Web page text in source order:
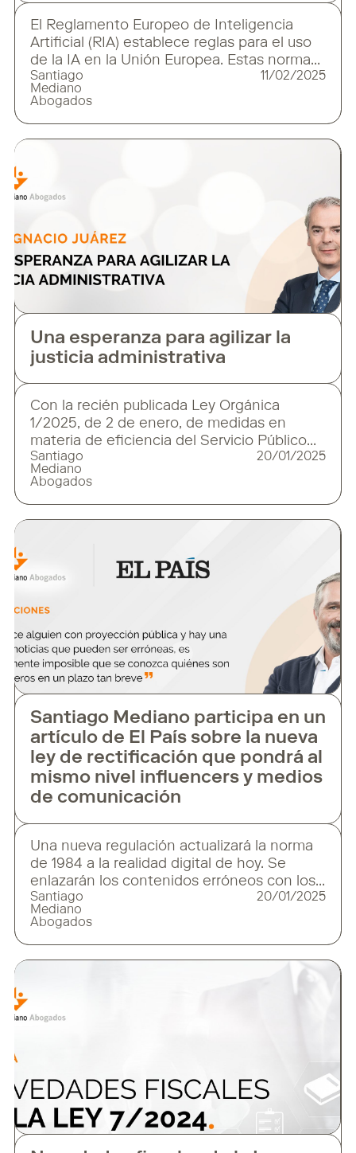
El Reglamento Europeo de Inteligencia
Artificial (RIA) establece reglas para el uso
de la IA en la Unión Europea. Estas normas
se aplicarán de manera progresiva hasta
2026, pero algunas han entrado en vigor
Santiago
Mediano
Abogados
11/02/2025
Una esperanza para agilizar la
justicia administrativa
Con la recién publicada Ley Orgánica
1/2025, de 2 de enero, de medidas en
materia de eficiencia del Servicio Público
de Justicia, el año se estrena con
importantes novedades para quienes
introducido en 1998, ha terminado por
convertirse
Santiago
Mediano
Abogados
20/01/2025
Santiago Mediano participa en un
artículo de El País sobre la nueva
ley de rectificación que pondrá al
mismo nivel influencers y medios
de comunicación
Una nueva regulación actualizará la norma
de 1984 a la realidad digital de hoy. Se
enlazarán los contenidos erróneos con los
corregidos. La nueva Ley de Rectificación,
recientemente aprobada en España, busca
comunicación tradicionales. Este cambio
Santiago
Mediano
Abogados
20/01/2025